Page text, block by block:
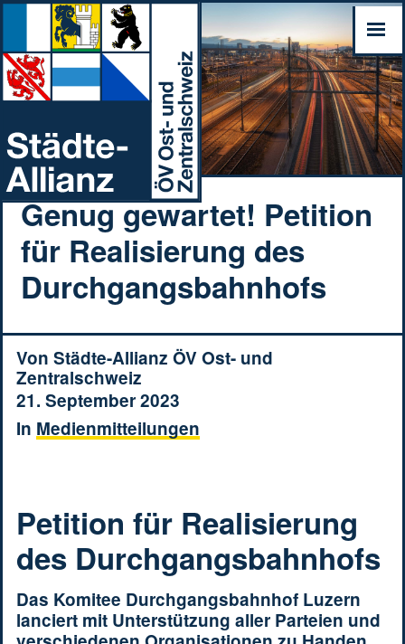
Genug gewartet! Petition
für Realisierung des
Durchgangsbahnhofs
Von Städte-Allianz ÖV Ost- und
Zentralschweiz
21. September 2023
In Medienmitteilungen
Petition für Realisierung
des Durchgangsbahnhofs
Das Komitee Durchgangsbahnhof Luzern
lanciert mit Unterstützung aller Parteien und